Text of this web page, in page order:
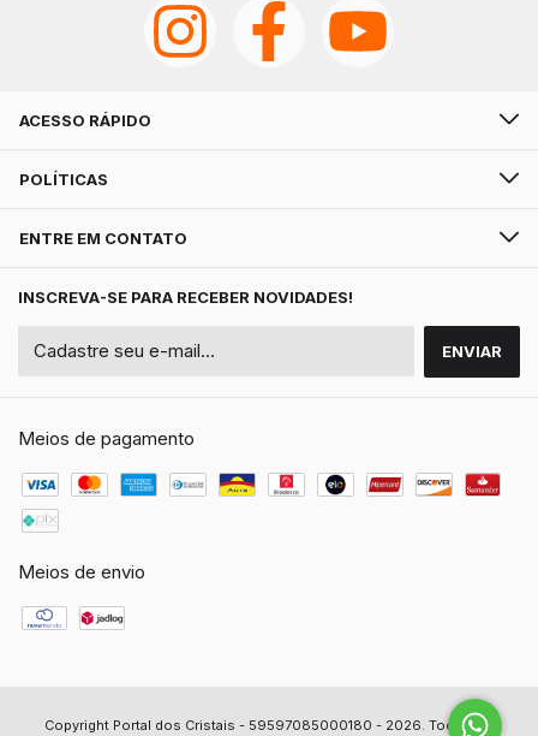
ACESSO RÁPIDO
POLÍTICAS
ENTRE EM CONTATO
INSCREVA-SE PARA RECEBER NOVIDADES!
Meios de pagamento
Meios de envio
Copyright Portal dos Cristais - 59597085000180 - 2026. Todos os